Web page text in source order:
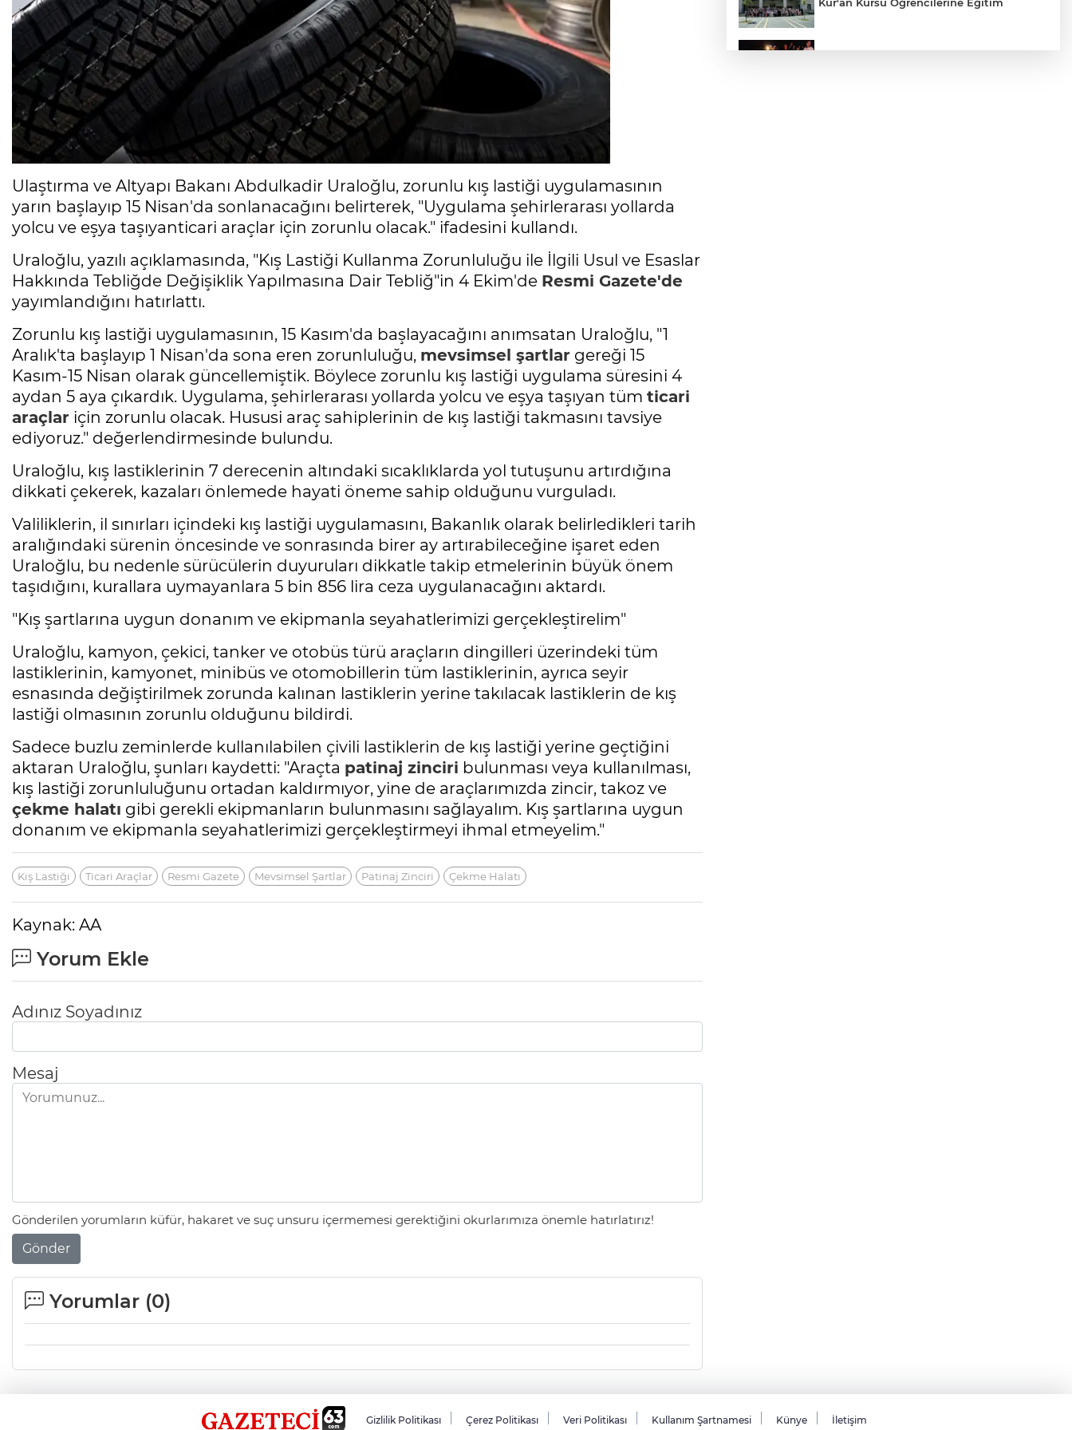
Ulaştırma ve Altyapı Bakanı Abdulkadir Uraloğlu, zorunlu kış lastiği uygulamasının
yarın başlayıp 15 Nisan'da sonlanacağını belirterek, "Uygulama şehirlerarası yollarda
yolcu ve eşya taşıyanticari araçlar için zorunlu olacak." ifadesini kullandı.
Uraloğlu, yazılı açıklamasında, "Kış Lastiği Kullanma Zorunluluğu ile İlgili Usul ve Esaslar
Hakkında Tebliğde Değişiklik Yapılmasına Dair Tebliğ"in 4 Ekim'de Resmi Gazete'de
yayımlandığını hatırlattı.
Zorunlu kış lastiği uygulamasının, 15 Kasım'da başlayacağını anımsatan Uraloğlu, "1
Aralık'ta başlayıp 1 Nisan'da sona eren zorunluluğu, mevsimsel şartlar gereği 15
Kasım-15 Nisan olarak güncellemiştik. Böylece zorunlu kış lastiği uygulama süresini 4
aydan 5 aya çıkardık. Uygulama, şehirlerarası yollarda yolcu ve eşya taşıyan tüm ticari
araçlar için zorunlu olacak. Hususi araç sahiplerinin de kış lastiği takmasını tavsiye
ediyoruz." değerlendirmesinde bulundu.
Uraloğlu, kış lastiklerinin 7 derecenin altındaki sıcaklıklarda yol tutuşunu artırdığına
dikkati çekerek, kazaları önlemede hayati öneme sahip olduğunu vurguladı.
Valiliklerin, il sınırları içindeki kış lastiği uygulamasını, Bakanlık olarak belirledikleri tarih
aralığındaki sürenin öncesinde ve sonrasında birer ay artırabileceğine işaret eden
Uraloğlu, bu nedenle sürücülerin duyuruları dikkatle takip etmelerinin büyük önem
taşıdığını, kurallara uymayanlara 5 bin 856 lira ceza uygulanacağını aktardı.
"Kış şartlarına uygun donanım ve ekipmanla seyahatlerimizi gerçekleştirelim"
Uraloğlu, kamyon, çekici, tanker ve otobüs türü araçların dingilleri üzerindeki tüm
lastiklerinin, kamyonet, minibüs ve otomobillerin tüm lastiklerinin, ayrıca seyir
esnasında değiştirilmek zorunda kalınan lastiklerin yerine takılacak lastiklerin de kış
lastiği olmasının zorunlu olduğunu bildirdi.
Sadece buzlu zeminlerde kullanılabilen çivili lastiklerin de kış lastiği yerine geçtiğini
aktaran Uraloğlu, şunları kaydetti: "Araçta patinaj zinciri bulunması veya kullanılması,
kış lastiği zorunluluğunu ortadan kaldırmıyor, yine de araçlarımızda zincir, takoz ve
çekme halatı gibi gerekli ekipmanların bulunmasını sağlayalım. Kış şartlarına uygun
donanım ve ekipmanla seyahatlerimizi gerçekleştirmeyi ihmal etmeyelim."
Kış Lastiği Ticari Araçlar Resmi Gazete Mevsimsel Şartlar Patinaj Zinciri Çekme Halatı
Kaynak: AA
Yorum Ekle
Adınız Soyadınız
Mesaj
Gönderilen yorumların küfür, hakaret ve suç unsuru içermemesi gerektiğini okurlarımıza önemle hatırlatırız!
Gönder
Yorumlar (0)
Gizlilik Politikası Çerez Politikası Veri Politikası Kullanım Şartnamesi Künye İletişim